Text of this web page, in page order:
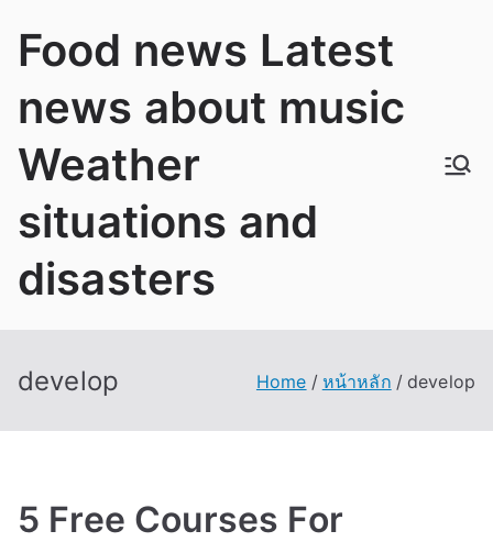
Food news Latest
news about music
Weather
situations and
disasters
develop Home หน้าหลัก develop
5 Free Courses For